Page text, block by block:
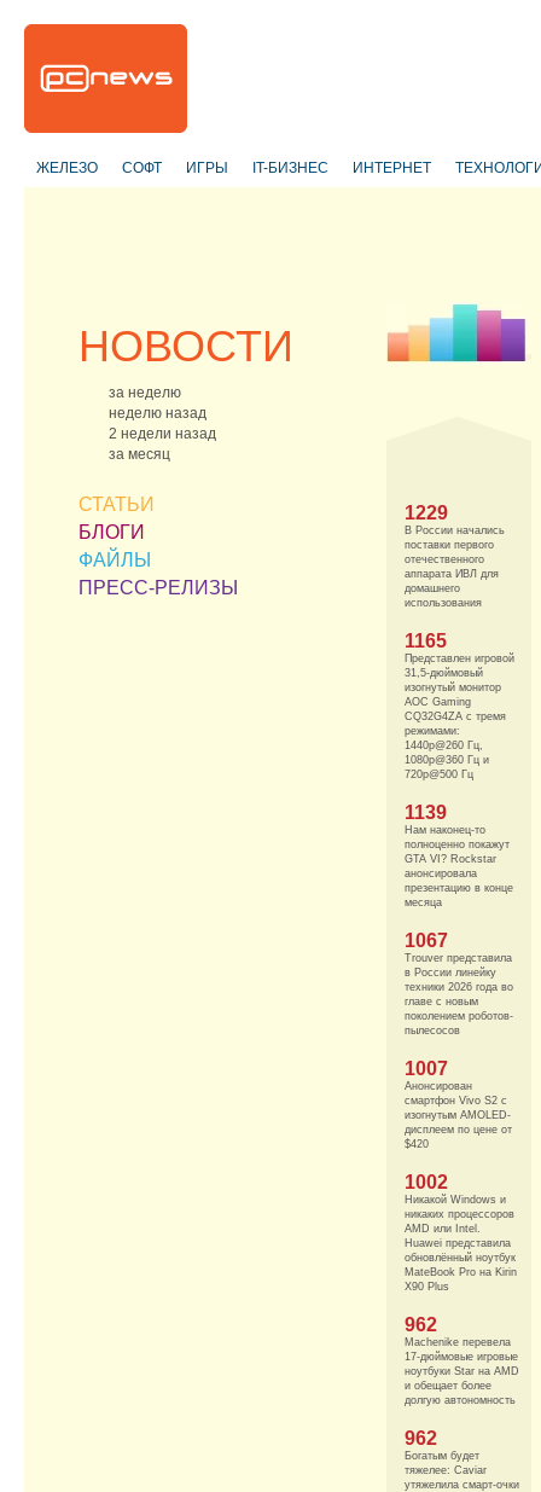
ЖЕЛЕЗО СОФТ ИГРЫ IT-БИЗНЕС ИНТЕРНЕТ
НОВОСТИ
за неделю
неделю назад
2 недели назад
за месяц
СТАТЬИ
БЛОГИ
ФАЙЛЫ
ПРЕСС-РЕЛИЗЫ
1229
В России начались
поставки первого
отечественного
аппарата ИВЛ для
домашнего
использования
1165
Представлен игровой
31,5-дюймовый
изогнутый монитор
AOC Gaming
CQ32G4ZA с тремя
режимами:
1440p@260 Гц,
1080p@360 Гц и
720p@500 Гц
1139
Нам наконец-то
полноценно покажут
GTA VI? Rockstar
анонсировала
презентацию в конце
месяца
1067
Trouver представила
в России линейку
техники 2026 года во
главе с новым
поколением роботов-
пылесосов
1007
Анонсирован
смартфон Vivo S2 с
изогнутым AMOLED-
дисплеем по цене от
$420
1002
Никакой Windows и
никаких процессоров
AMD или Intel.
Huawei представила
обновлённый ноутбук
MateBook Pro на Kirin
X90 Plus
962
Machenike перевела
17-дюймовые игровые
ноутбуки Star на AMD
и обещает более
долгую автономность
962
Богатым будет
тяжелее: Caviar
утяжелила смарт-очки